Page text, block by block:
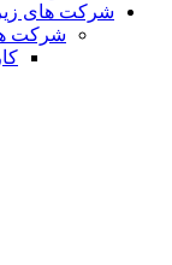
شرکت های
شرکت